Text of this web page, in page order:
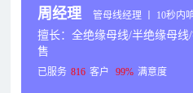
周经理 管母线经理 丨 10秒内
擅长：全绝缘母线/半绝缘母
售
已服务 816 客户 99% 满意度